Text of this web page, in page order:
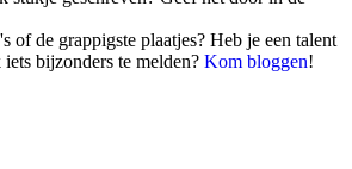
of de grappigste plaatjes? Heb je een talent
bijzonders te melden? Kom bloggen!